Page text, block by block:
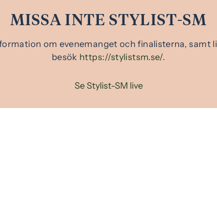
MISSA INTE STYLIST-SM
om evenemanget och finalisterna, samt
besök https://stylistsm.se/.
Se Stylist-SM live